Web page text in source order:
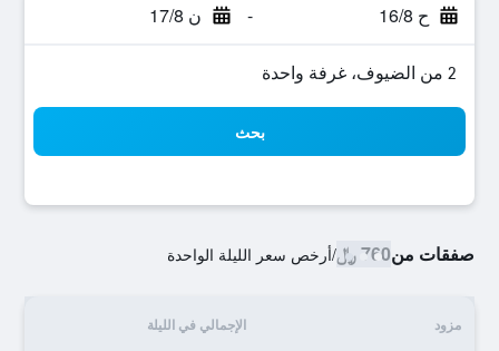
ح 16/8 - ن 17/8
2 من الضيوف، غرفة واحدة
بحث
صفقات من760 ﷼ /أرخص سعر الليلة الواحدة
مزود الإجمالي في الليلة